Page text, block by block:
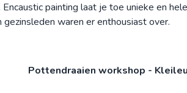
painting laat je toe unieke en
waren er enthousiast over.
Pottendraaien workshop -